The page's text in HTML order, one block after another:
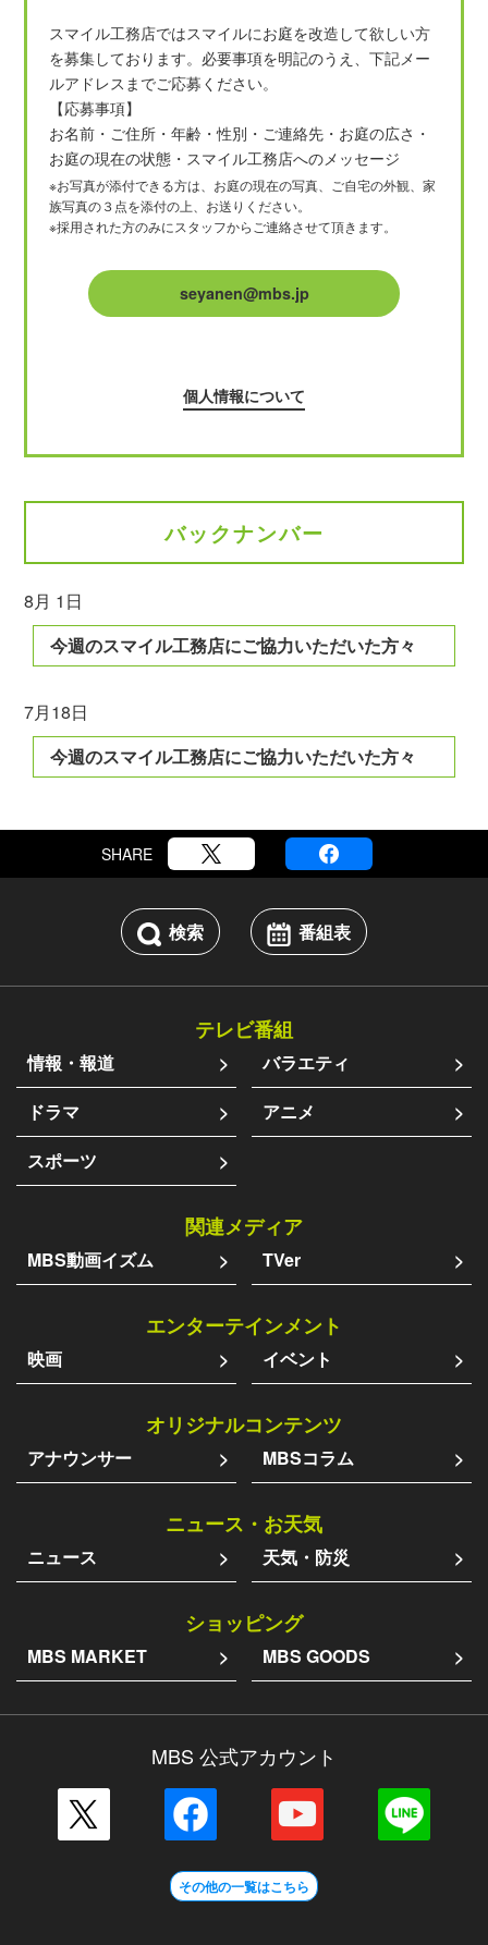
スマイル工務店ではスマイルにお庭を改造して欲しい方
を募集しております。必要事項を明記のうえ、下記メー
ルアドレスまでご応募ください。
【応募事項】
お名前・ご住所・年齢・性別・ご連絡先・お庭の広さ・
お庭の現在の状態・スマイル工務店へのメッセージ
※お写真が添付できる方は、お庭の現在の写真、ご自宅の外観、家
族写真の３点を添付の上、お送りください。
※採用された方のみにスタッフからご連絡させて頂きます。
seyanen@mbs.jp
個人情報について
バックナンバー
8月 1日
今週のスマイル工務店にご協力いただいた方々
7月18日
今週のスマイル工務店にご協力いただいた方々
SHARE
検索 番組表
テレビ番組
情報・報道
バラエティ
ドラマ
アニメ
スポーツ
関連メディア
MBS動画イズム TVer
エンターテインメント
映画 イベント
オリジナルコンテンツ
アナウンサー MBSコラム
ニュース・お天気
ニュース 天気・防災
ショッピング
MBS MARKET MBS GOODS
MBS 公式アカウント
その他の一覧はこちら